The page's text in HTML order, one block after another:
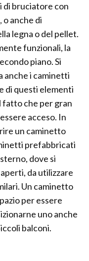
di bruciatore con
anche di
legna o del pellet.
funzionali, la
piano. Si
anche i caminetti
di questi elementi
fatto che per gran
acceso. In
un caminetto
prefabbricati
dove si
da utilizzare
Un caminetto
per essere
uno anche
balconi.